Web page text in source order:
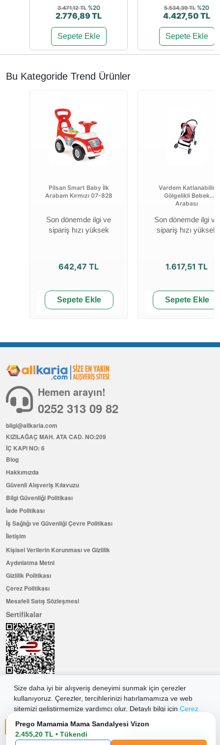
3.471,12 TL %20
2.776,89 TL
Sepete Ekle
5.534,39 TL %20
4.427,50 TL
Sepete Ekle
Bu Kategoride Trend Ürünler
Pilsan Smart Baby İlk
Arabam Kırmızı 07-828
Son dönemde ilgi ve
sipariş hızı yüksek
642,47 TL
Sepete Ekle
Vardem Katlanabilir
Gölgelikli Bebek
Arabası
Son dönemde ilgi ve
sipariş hızı yüksek
1.617,51 TL
Sepete Ekle
Prego Mamamia Mama Sandalyesi Vizon
2.455,20 TL • Tükendi
Size daha iyi bir alışveriş deneyimi sunmak için çerezler
kullanıyoruz. Çerezler, tercihlerinizi hatırlamamıza ve web
sitemizi geliştirmemize yardımcı olur. Detaylı bilgi için Çerez
Tüm Çerezleri Kabul Et
Hemen arayın!
0252 313 09 82
bilgi@allkaria.com
KIZILAĞAÇ MAH. ATA CAD. NO:209
İÇ KAPI NO: 6
Blog
Hakkımızda
Güvenli Alışveriş Kılavuzu
Bilgi Güvenliği Politikası
İade Politikası
İş Sağlığı ve Güvenliği Çevre Politikası
İletişim
Kişisel Verilerin Korunması ve Gizlilik
Aydınlatma Metni
Gizlilik Politikası
Çerez Politikası
Mesafeli Satış Sözleşmesi
Sertifikalar
Hemen Üye Olun ...ve 100 ₺ değerinde indirim kuponu kazanın
Üye Ol